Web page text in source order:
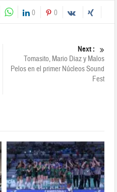
0 0
Next :
Tomasito, Mario Diaz y Malos
Pelos en el primer Núcleos Sound
Fest